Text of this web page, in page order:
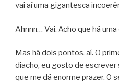
vai aí uma gigantesca
Ahnnn… Vai. Acho que há
Mas há dois pontos, aí. O
diacho, eu gosto de escrever
que me dá enorme prazer. O